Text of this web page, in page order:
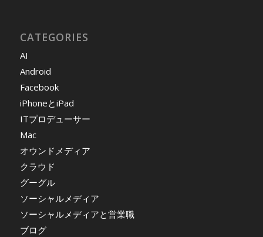
CATEGORIES
AI
Android
Facebook
iPhoneとiPad
ITプロデューサー
Mac
オウンドメディア
クラウド
グーグル
ソーシャルメディア
ソーシャルメディアと営業職
ブログ